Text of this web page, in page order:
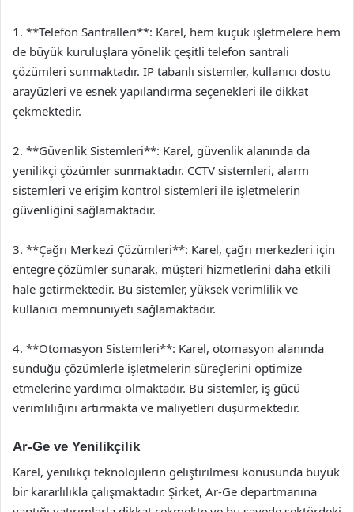
1. **Telefon Santralleri**: Karel, hem küçük işletmelere hem
de büyük kuruluşlara yönelik çeşitli telefon santrali
çözümleri sunmaktadır. IP tabanlı sistemler, kullanıcı dostu
arayüzleri ve esnek yapılandırma seçenekleri ile dikkat
çekmektedir.
2. **Güvenlik Sistemleri**: Karel, güvenlik alanında da
yenilikçi çözümler sunmaktadır. CCTV sistemleri, alarm
sistemleri ve erişim kontrol sistemleri ile işletmelerin
güvenliğini sağlamaktadır.
3. **Çağrı Merkezi Çözümleri**: Karel, çağrı merkezleri için
entegre çözümler sunarak, müşteri hizmetlerini daha etkili
hale getirmektedir. Bu sistemler, yüksek verimlilik ve
kullanıcı memnuniyeti sağlamaktadır.
4. **Otomasyon Sistemleri**: Karel, otomasyon alanında
sunduğu çözümlerle işletmelerin süreçlerini optimize
etmelerine yardımcı olmaktadır. Bu sistemler, iş gücü
verimliliğini artırmakta ve maliyetleri düşürmektedir.
Ar-Ge ve Yenilikçilik
Karel, yenilikçi teknolojilerin geliştirilmesi konusunda büyük
bir kararlılıkla çalışmaktadır. Şirket, Ar-Ge departmanına